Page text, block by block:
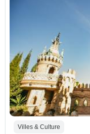
Villes & Culture